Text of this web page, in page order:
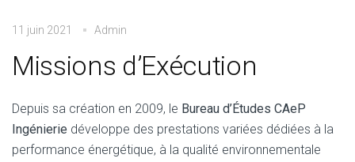
11 juin 2021 Admin
Missions d’Exécution
Depuis sa création en 2009, le Bureau d’Études CAeP
Ingénierie développe des prestations variées dédiées à la
performance énergétique, à la qualité environnementale